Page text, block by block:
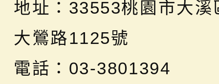
地址： 33553桃園市大溪
大鶯路1125號
電話：03-3801394